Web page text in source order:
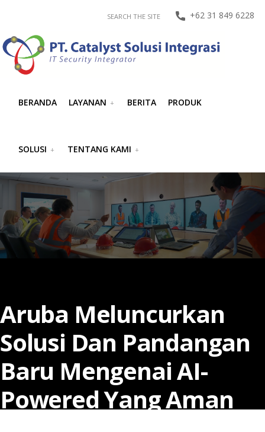
+62 31 849 6228
SEARCH THE SITE
BERANDA LAYANAN BERITA PRODUK
SOLUSI TENTANG KAMI
Aruba Meluncurkan
Solusi Dan Pandangan
Baru Mengenai AI-
Powered Yang Aman